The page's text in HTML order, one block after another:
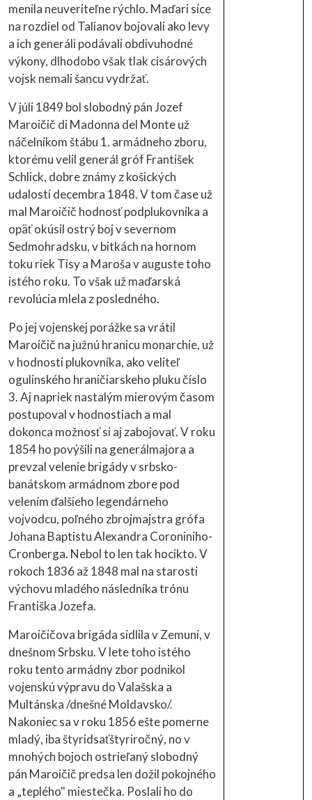
menila neuveriteľne rýchlo. Maďari síce
na rozdiel od Talianov bojovali ako levy
a ich generáli podávali obdivuhodné
výkony, dlhodobo však tlak cisárových
vojsk nemali šancu vydržať.
V júli 1849 bol slobodný pán Jozef
Maroičič di Madonna del Monte už
náčelníkom štábu 1. armádneho zboru,
ktorému velil generál gróf František
Schlick, dobre známy z košických
udalostí decembra 1848. V tom čase už
mal Maroičič hodnosť podplukovníka a
opäť okúsil ostrý boj v severnom
Sedmohradsku, v bitkách na hornom
toku riek Tisy a Maroša v auguste toho
istého roku. To však už maďarská
revolúcia mlela z posledného.
Po jej vojenskej porážke sa vrátil
Maroičič na južnú hranicu monarchie, už
v hodnosti plukovníka, ako veliteľ
ogulinského hraničiarskeho pluku číslo
3. Aj napriek nastalým mierovým časom
postupoval v hodnostiach a mal
dokonca možnosť si aj zabojovať. V roku
1854 ho povýšili na generálmajora a
prevzal velenie brigády v srbsko-
banátskom armádnom zbore pod
velením ďalšieho legendárneho
vojvodcu, poľného zbrojmajstra grófa
Johana Baptistu Alexandra Coroniniho-
Cronberga. Nebol to len tak hocikto. V
rokoch 1836 až 1848 mal na starosti
výchovu mladého následníka trónu
Františka Jozefa.
Maroičičova brigáda sídlila v Zemuni, v
dnešnom Srbsku. V lete toho istého
roku tento armádny zbor podnikol
vojenskú výpravu do Valašska a
Multánska /dnešné Moldavsko/.
Nakoniec sa v roku 1856 ešte pomerne
mladý, iba štyridsaťštyriročný, no v
mnohých bojoch ostrieľaný slobodný
pán Maroičič predsa len dožil pokojného
a „teplého" miestečka. Poslali ho do